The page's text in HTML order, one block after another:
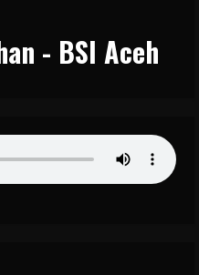
- BSI Aceh